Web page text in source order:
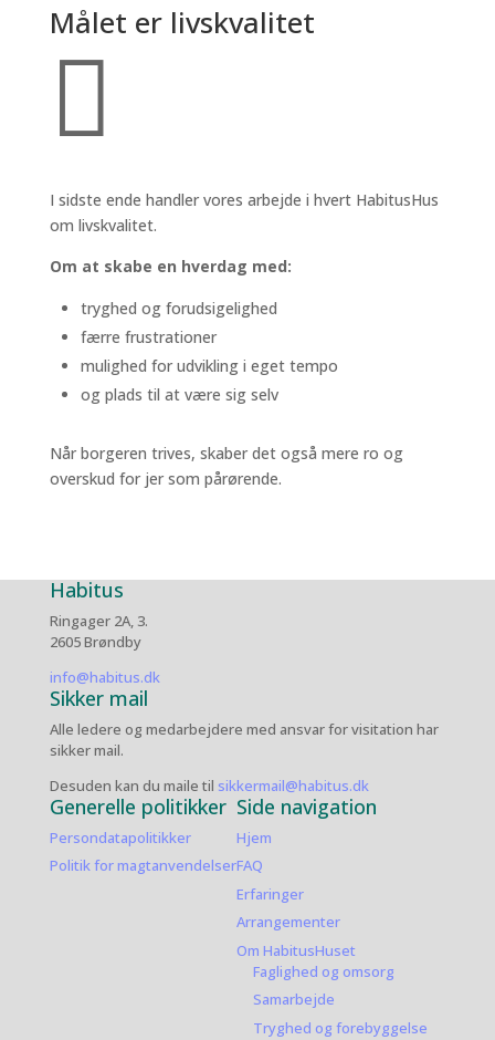
Målet er livskvalitet

I sidste ende handler vores arbejde i hvert HabitusHus
om livskvalitet.
Om at skabe en hverdag med:
tryghed og forudsigelighed
færre frustrationer
mulighed for udvikling i eget tempo
og plads til at være sig selv
Når borgeren trives, skaber det også mere ro og
overskud for jer som pårørende.
Habitus
Ringager 2A, 3.
2605 Brøndby
info@habitus.dk
Sikker mail
Alle ledere og medarbejdere med ansvar for visitation har
sikker mail.
Desuden kan du maile til sikkermail@habitus.dk
Generelle politikker
Persondatapolitikker
Politik for magtanvendelser
Side navigation
Hjem
FAQ
Erfaringer
Arrangementer
Om HabitusHuset
Faglighed og omsorg
Samarbejde
Tryghed og forebyggelse